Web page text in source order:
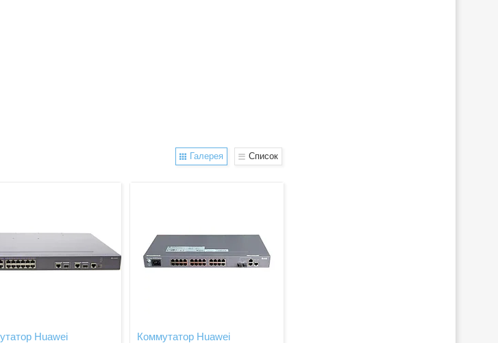
Галерея Список
Huawei
Коммутатор Huawei